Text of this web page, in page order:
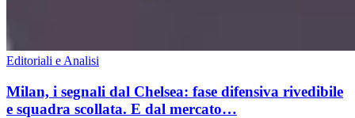
Editoriali e Analisi
Milan, i segnali dal Chelsea: fase difensiva rivedibile
e squadra scollata. E dal mercato…